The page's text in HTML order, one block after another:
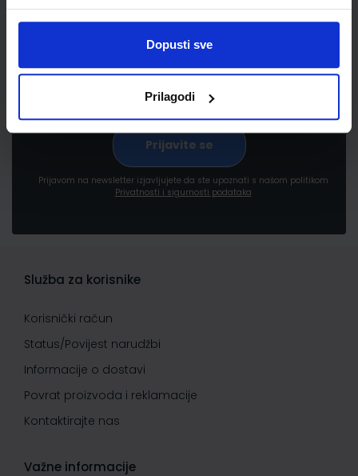
Dopusti sve
Prilagodi
Prijavite se kako bi primali informacije o novim
proizvodima i uslugama, akcijama i drugim
pogodnostima
Prijavom na newsletter izjavljujete da ste upoznati s našom politikom
Privatnosti i sigurnosti podataka
Služba za korisnike
Korisnički račun
Status/Povijest narudžbi
Informacije o dostavi
Povrat proizvoda i reklamacije
Kontaktirajte nas
Važne informacije